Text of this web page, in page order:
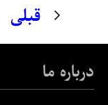
قبلی
درباره ما